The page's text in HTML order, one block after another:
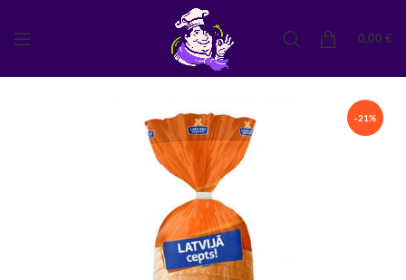
0,00 €
-21%